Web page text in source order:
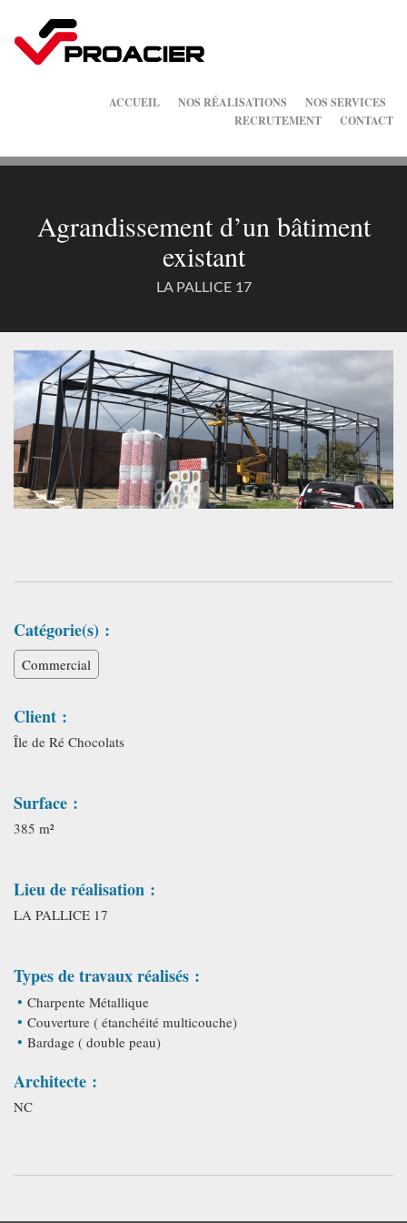
ACCUEIL NOS RÉALISATIONS
NOS SERVICES
RECRUTEMENT
CONTACT
Agrandissement d’un bâtiment
existant
LA PALLICE 17
Catégorie(s) :
Commercial
Client :
Île de Ré Chocolats
Surface :
385 m²
Lieu de réalisation :
LA PALLICE 17
Types de travaux réalisés :
Charpente Métallique
Couverture ( étanchéité multicouche)
Bardage ( double peau)
Architecte :
NC